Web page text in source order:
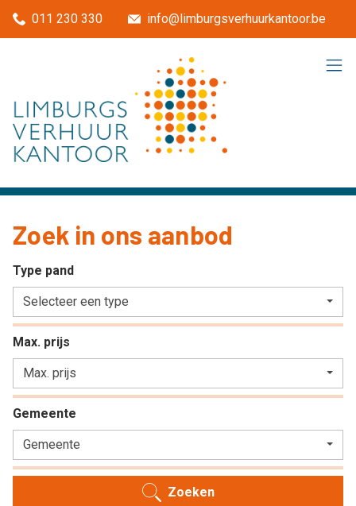
Menu overslaan en naar de inhoud gaan
011 230 330 info@limburgsverhuurkantoor.be
Zoek in ons aanbod
Type pand
Selecteer een type
Max. prijs
Max. prijs
Gemeente
Gemeente
Zoeken